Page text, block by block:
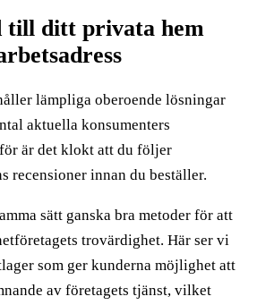
till ditt privata hem
lämpliga oberoende lösningar
aktuella konsumenters
är det klokt att du följer
recensioner innan du beställer.
sätt ganska bra metoder för att
trovärdighet. Här ser vi
som ger kunderna möjlighet att
av företagets tjänst, vilket